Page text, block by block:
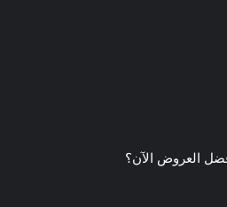
العروض الآن؟